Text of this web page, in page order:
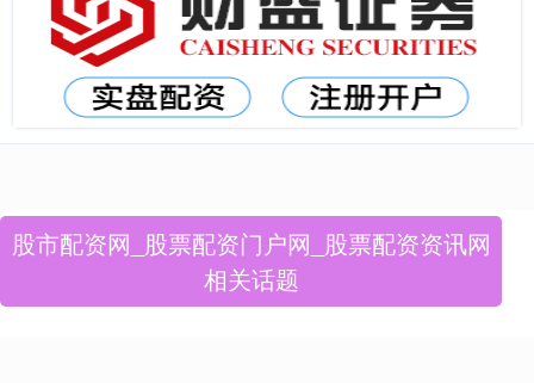
股市配资网_股票配资门户网_股票配资资讯网
相关话题